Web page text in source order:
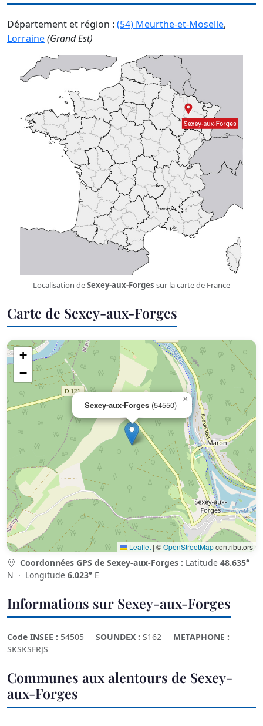
Département et région : (54) Meurthe-et-Moselle,
Lorraine(Grand Est)
Localisation deSexey-aux-Forges sur la carte de France
Carte de Sexey-aux-Forges
Sexey-aux-Forges (54550)
×
+
−
Leaflet | ©OpenStreetMapcontributors
Coordonnées GPS de Sexey-aux-Forges : Latitude 48.635°
N · Longitude 6.023° E
Informations sur Sexey-aux-Forges
Code INSEE : 54505 SOUNDEX : S162
METAPHONE :
SKSKSFRJS
Communes aux alentours de Sexey-
aux-Forges